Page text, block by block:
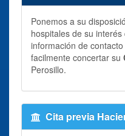
Ponemos a su
hospitales de su
información de
facilmente concertar su
Perosillo.
Cita previa